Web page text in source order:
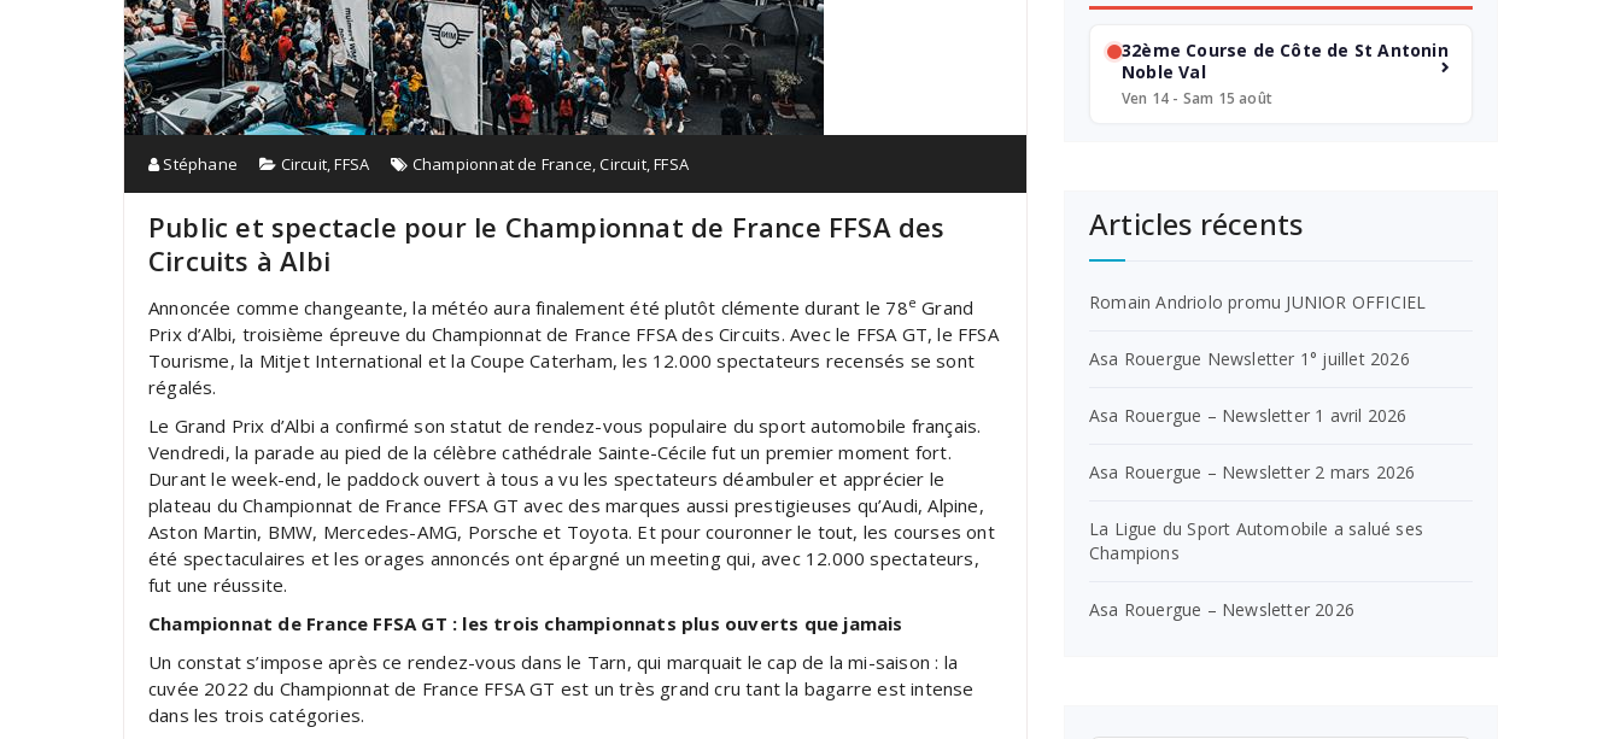
Stéphane Circuit ,FFSA Championnat de France ,Circuit,FFSA
Public et spectacle pour le Championnat de France FFSA des
Circuits à Albi
Annoncée comme changeante, la météo aura finalement été plutôt clémente durant le 78e Grand
Prix d’Albi, troisième épreuve du Championnat de France FFSA des Circuits. Avec le FFSA GT, le FFSA
Tourisme, la Mitjet International et la Coupe Caterham, les 12.000 spectateurs recensés se sont
régalés.
Le Grand Prix d’Albi a confirmé son statut de rendez-vous populaire du sport automobile français.
Vendredi, la parade au pied de la célèbre cathédrale Sainte-Cécile fut un premier moment fort.
Durant le week-end, le paddock ouvert à tous a vu les spectateurs déambuler et apprécier le
plateau du Championnat de France FFSA GT avec des marques aussi prestigieuses qu’Audi, Alpine,
Aston Martin, BMW, Mercedes-AMG, Porsche et Toyota. Et pour couronner le tout, les courses ont
été spectaculaires et les orages annoncés ont épargné un meeting qui, avec 12.000 spectateurs,
fut une réussite.
Championnat de France FFSA GT : les trois championnats plus ouverts que jamais
Un constat s’impose après ce rendez-vous dans le Tarn, qui marquait le cap de la mi-saison : la
cuvée 2022 du Championnat de France FFSA GT est un très grand cru tant la bagarre est intense
dans les trois catégories.
32ème Course de Côte de St Antonin
Noble Val
Ven 14 - Sam 15 août
Articles récents
Romain Andriolo promu JUNIOR OFFICIEL
Asa Rouergue Newsletter 1° juillet 2026
Asa Rouergue – Newsletter 1 avril 2026
Asa Rouergue – Newsletter 2 mars 2026
La Ligue du Sport Automobile a salué ses
Champions
Asa Rouergue – Newsletter 2026